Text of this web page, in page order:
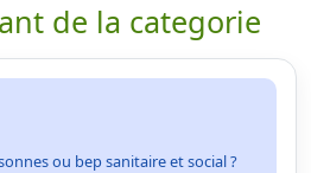
de la categorie
ou bep sanitaire et social ?